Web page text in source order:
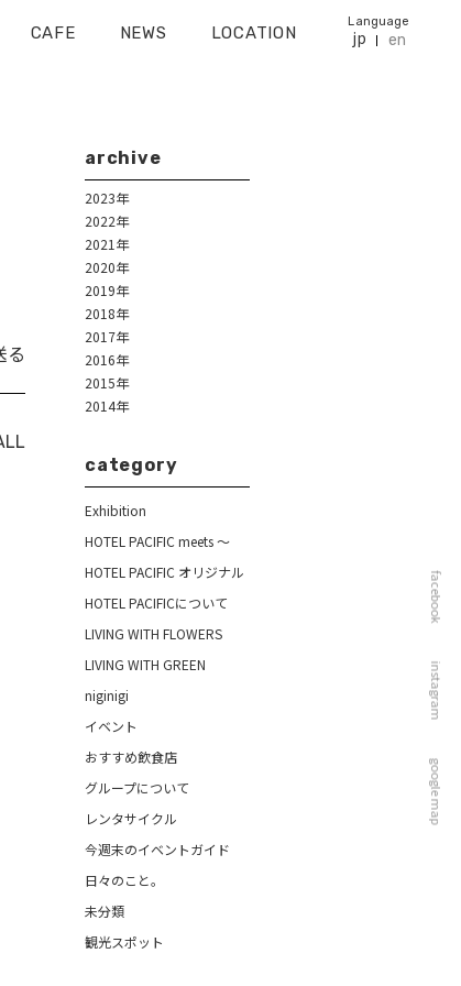
CAFE NEWS LOCATION
Language
jp en
facebook
instagram
google map
る
archive
2023年
2022年
2021年
2020年
2019年
2018年
2017年
2016年
2015年
2014年
category
Exhibition
HOTEL PACIFIC meets ～
HOTEL PACIFIC オリジナル
HOTEL PACIFICについて
LIVING WITH FLOWERS
LIVING WITH GREEN
niginigi
イベント
おすすめ飲食店
グループについて
レンタサイクル
今週末のイベントガイド
日々のこと。
未分類
観光スポット